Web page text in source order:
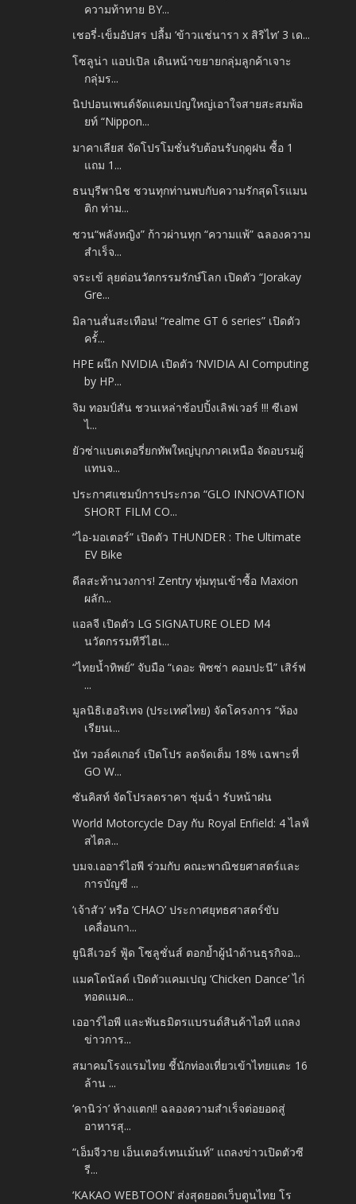
ความท้าทาย BY...
เชอรี่-เข็มอัปสร ปลื้ม ‘ข้าวแช่นารา x สิริไท’ 3 เด...
โซลูน่า แอปเปิล เดินหน้าขยายกลุ่มลูกค้าเจาะ
กลุ่มร...
นิปปอนเพนต์จัดแคมเปญใหญ่เอาใจสายสะสมพ้อ
ยท์ “Nippon...
มาคาเลียส จัดโปรโมชั่นรับต้อนรับฤดูฝน ซื้อ 1
แถม 1...
ธนบุรีพานิช ชวนทุกท่านพบกับความรักสุดโรแมน
ติก ท่าม...
ชวน“พลังหญิง” ก้าวผ่านทุก “ความแพ้” ฉลองความ
สำเร็จ...
จระเข้ ลุยต่อนวัตกรรมรักษ์โลก เปิดตัว “Jorakay
Gre...
มิลานสั่นสะเทือน! “realme GT 6 series” เปิดตัว
ครั้...
HPE ผนึก NVIDIA เปิดตัว ‘NVIDIA AI Computing
by HP...
จิม ทอมป์สัน ชวนเหล่าช้อปปิ้งเลิฟเวอร์ !!! ซีเอฟ
ไ...
ยัวซ่าแบตเตอรี่ยกทัพใหญ่บุกภาคเหนือ จัดอบรมผู้
แทนจ...
ประกาศแชมป์การประกวด “GLO INNOVATION
SHORT FILM CO...
“ไอ-มอเตอร์” เปิดตัว THUNDER : The Ultimate
EV Bike
ดีลสะท้านวงการ! Zentry ทุ่มทุนเข้าซื้อ Maxion
ผลัก...
แอลจี เปิดตัว LG SIGNATURE OLED M4
นวัตกรรมทีวีไฮเ...
“ไทยน้ำทิพย์” จับมือ “เดอะ พิซซ่า คอมปะนี” เสิร์ฟ
...
มูลนิธิเฮอริเทจ (ประเทศไทย) จัดโครงการ “ห้อง
เรียนเ...
นัท วอล์คเกอร์ เปิดโปร ลดจัดเต็ม 18% เฉพาะที่
GO W...
ซันคิสท์ จัดโปรลดราคา ชุ่มฉ่ำ รับหน้าฝน
World Motorcycle Day กับ Royal Enfield: 4 ไลฟ์
สไตล...
บมจ.เออาร์ไอพี ร่วมกับ คณะพาณิชยศาสตร์และ
การบัญชี ...
‘เจ้าสัว’ หรือ ‘CHAO’ ประกาศยุทธศาสตร์ขับ
เคลื่อนกา...
ยูนิลีเวอร์ ฟู้ด โซลูชั่นส์ ตอกย้ำผู้นำด้านธุรกิจอ...
แมคโดนัลด์ เปิดตัวแคมเปญ ‘Chicken Dance’ ไก่
ทอดแมค...
เออาร์ไอพี และพันธมิตรแบรนด์สินค้าไอที แถลง
ข่าวการ...
สมาคมโรงแรมไทย ชี้นักท่องเที่ยวเข้าไทยแตะ 16
ล้าน ...
‘คานิว่า’ ห้างแตก!! ฉลองความสำเร็จต่อยอดสู่
อาหารสุ...
“เอ็มจีวาย เอ็นเตอร์เทนเม้นท์” แถลงข่าวเปิดตัวซี
รี...
‘KAKAO WEBTOON’ ส่งสุดยอดเว็บตูนไทย โร